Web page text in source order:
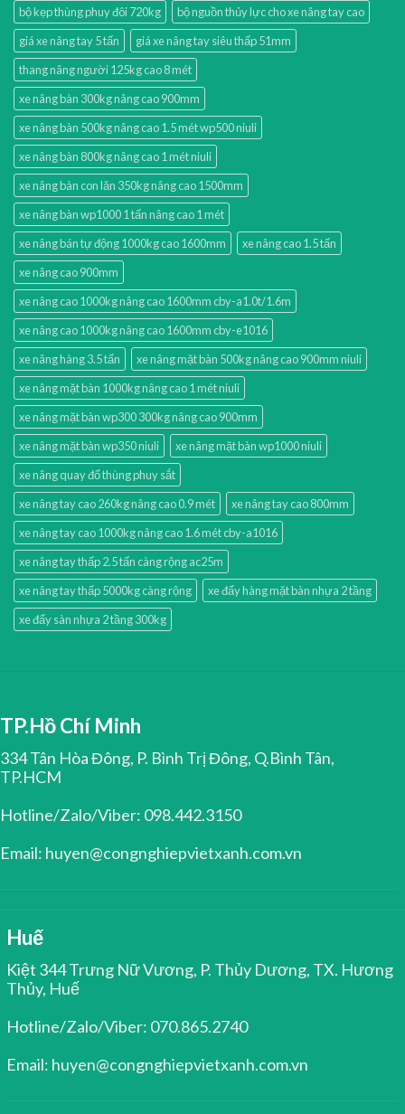
bộ kẹp thùng phuy đôi 720kg
bộ nguồn thủy lực cho xe nâng tay cao
giá xe nâng tay 5 tấn
giá xe nâng tay siêu thấp 51mm
thang nâng người 125kg cao 8 mét
xe nâng bàn 300kg nâng cao 900mm
xe nâng bàn 500kg nâng cao 1.5 mét wp500 niuli
xe nâng bàn 800kg nâng cao 1 mét niuli
xe nâng bàn con lăn 350kg nâng cao 1500mm
xe nâng bàn wp1000 1 tấn nâng cao 1 mét
xe nâng bán tự động 1000kg cao 1600mm
xe nâng cao 1.5 tấn
xe nâng cao 900mm
xe nâng cao 1000kg nâng cao 1600mm cby-a1.0t/1.6m
xe nâng cao 1000kg nâng cao 1600mm cby-e1016
xe nâng hàng 3.5 tấn
xe nâng mặt bàn 500kg nâng cao 900mm niuli
xe nâng mặt bàn 1000kg nâng cao 1 mét niuli
xe nâng mặt bàn wp300 300kg nâng cao 900mm
xe nâng mặt bàn wp350 niuli
xe nâng mặt bàn wp1000 niuli
xe nâng quay đổ thùng phuy sắt
xe nâng tay cao 260kg nâng cao 0.9 mét
xe nâng tay cao 800mm
xe nâng tay cao 1000kg nâng cao 1.6 mét cby-a1016
xe nâng tay thấp 2.5 tấn càng rộng ac25m
xe nâng tay thấp 5000kg càng rộng
xe đẩy hàng mặt bàn nhựa 2 tầng
xe đẩy sàn nhựa 2 tầng 300kg
TP.Hồ Chí Minh
334 Tân Hòa Đông, P. Bình Trị Đông, Q.Bình Tân,
TP.HCM
Hotline/Zalo/Viber: 098.442.3150
Email: huyen@congnghiepvietxanh.com.vn
Huế
Kiệt 344 Trưng Nữ Vương, P. Thủy Dương, TX. Hương
Thủy, Huế
Hotline/Zalo/Viber: 070.865.2740
Email: huyen@congnghiepvietxanh.com.vn